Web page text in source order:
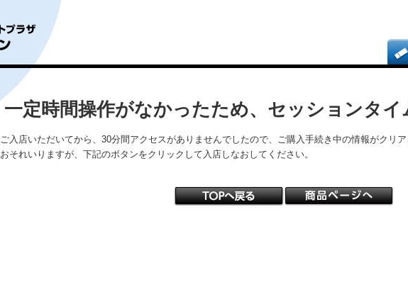
一定時間操作がなかったため、セッションタイ
ご入店いただいてから、30分間アクセスがありませんでしたので、ご購入手続き中の情報がクリア
おそれいりますが、下記のボタンをクリックして入店しなおしてください。